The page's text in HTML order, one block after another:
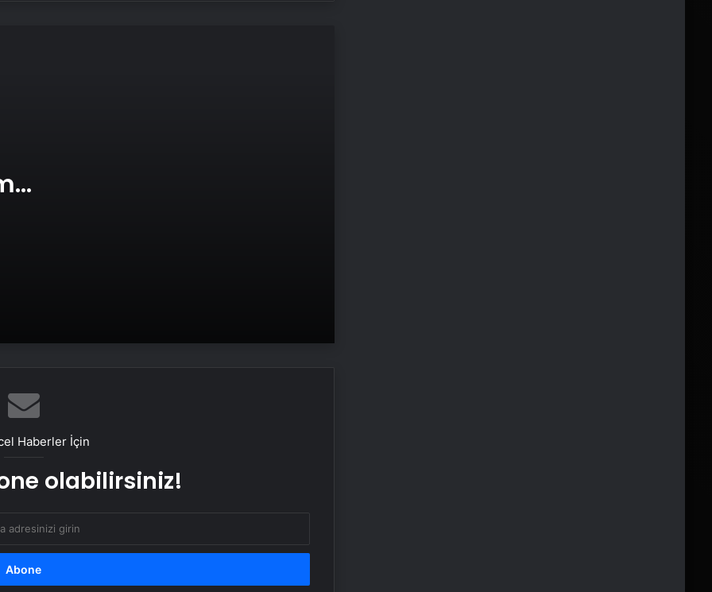
Ticaret Bakanlığı açıkladı: 45 ilde
EBRD’den Türkiye için büyüme
Haberler İçin
olabilirsiniz!